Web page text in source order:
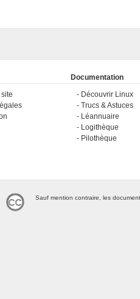
Documentation
Découvrir Linux
Trucs & Astuces
Léannuaire
Logithèque
Pilothèque
Sauf mention contraire, les